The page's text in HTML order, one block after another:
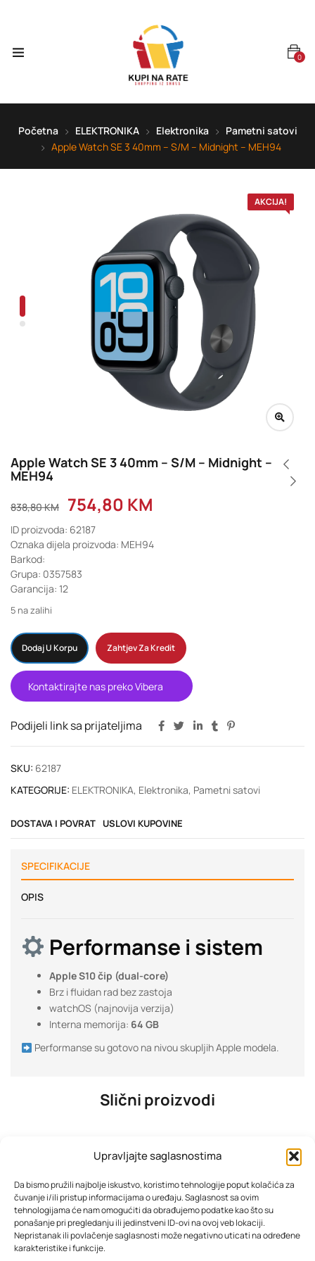
Upravljajte saglasnostima
Da bismo pružili najbolje iskustvo, koristimo tehnologije poput kolačića za
čuvanje i/ili pristup informacijama o uređaju. Saglasnost sa ovim
tehnologijama će nam omogućiti da obrađujemo podatke kao što su
ponašanje pri pregledanju ili jedinstveni ID-ovi na ovoj veb lokaciji.
Nepristanak ili povlačenje saglasnosti može negativno uticati na određene
karakteristike i funkcije.
0
Početna ELEKTRONIKA Elektronika
Pametni satovi
Apple Watch SE 3 40mm – S/M – Midnight – MEH94
AKCIJA!
Apple Watch SE 3 40mm – S/M – Midnight –
MEH94
838,80KM 754,80 KM
ID proizvoda: 62187
Oznaka dijela proizvoda: MEH94
Barkod:
Grupa: 0357583
Garancija: 12
5 na zalihi
Dodaj U Korpu Zahtjev Za Kredit
Kontaktirajte nas preko Vibera
Podijeli link sa prijateljima
SKU: 62187
KATEGORIJE: ELEKTRONIKA, Elektronika, Pametni satovi
DOSTAVA I POVRAT USLOVI KUPOVINE
SPECIFIKACIJE
OPIS
Performanse i sistem
Apple S10 čip (dual-core)
Brz i fluidan rad bez zastoja
watchOS (najnovija verzija)
Interna memorija: 64 GB
Performanse su gotovo na nivou skupljih Apple modela.
Slični proizvodi